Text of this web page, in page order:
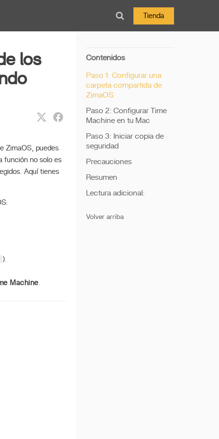
Tienda
los
ZimaOS, puedes
función no solo es
Aquí tienes
).
Machine.
Contenidos
Paso 1: Configurar una
carpeta compartida de
ZimaOS
Paso 2: Configurar Time
Machine en tu Mac
Paso 3: Iniciar copia de
seguridad
Precauciones
Resumen
Lectura adicional:
Volver arriba